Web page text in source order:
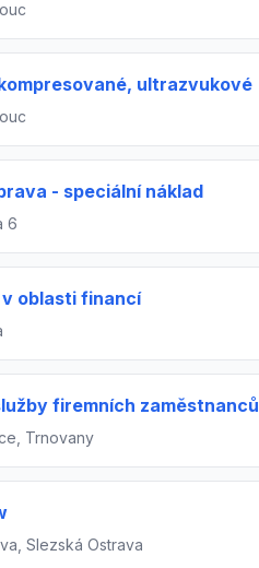
ultrazvukové
- speciální náklad
6
oblasti financí
firemních zaměstnanců
Trnovany
Slezská Ostrava